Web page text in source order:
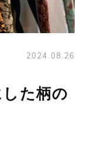
2024.08.26
た柄の